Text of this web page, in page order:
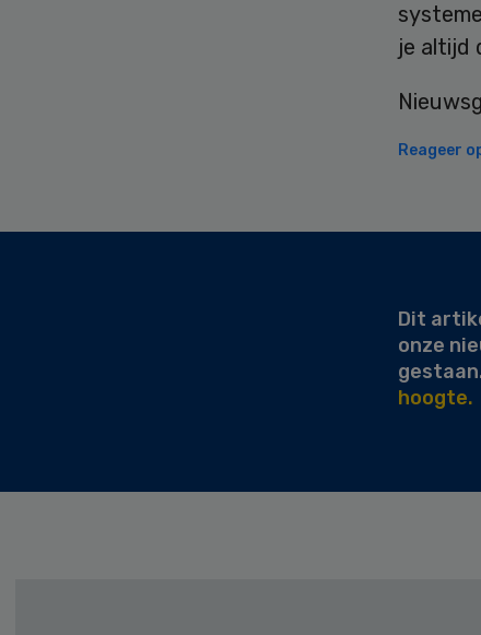
je altijd
Reageer
Dit
onze
hoogte.